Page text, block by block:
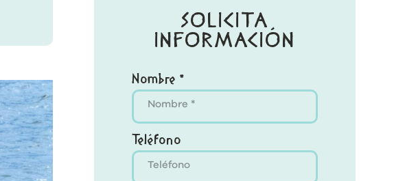
SOLICITA
INFORMACIÓN
Nombre *
Teléfono